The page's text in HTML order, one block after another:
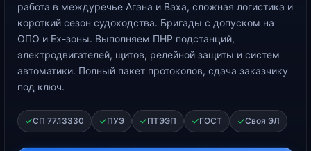
работа в междуречье Агана и Ваха, сложная логистика и
короткий сезон судоходства. Бригады с допуском на
ОПО и Ex-зоны. Выполняем ПНР подстанций,
электродвигателей, щитов, релейной защиты и систем
автоматики. Полный пакет протоколов, сдача заказчику
под ключ.
СП 77.13330 ПУЭ ПТЭЭП ГОСТ Своя ЭЛ